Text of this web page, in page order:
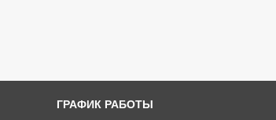
ГРАФИК РАБОТЫ